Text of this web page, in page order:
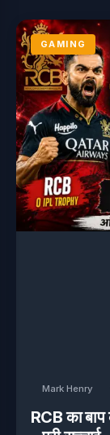
GAMING
Mark Henry
RCB का